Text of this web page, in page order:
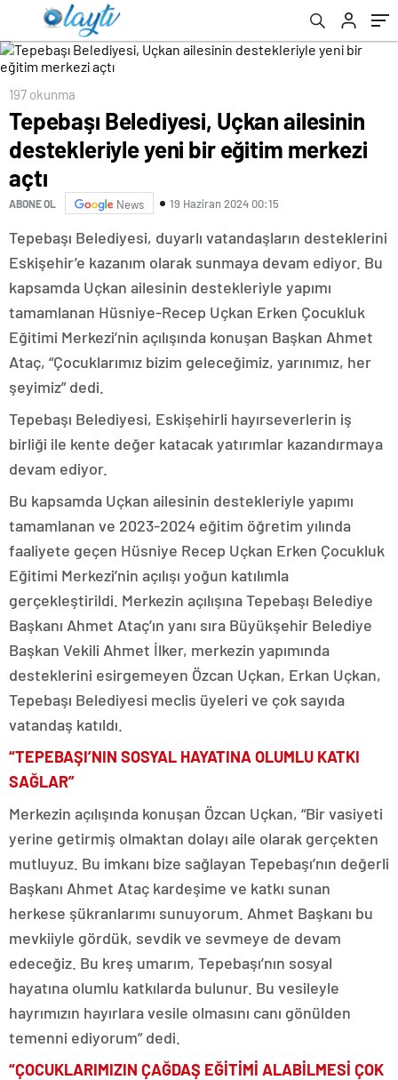
197 okunma
Tepebaşı Belediyesi, Uçkan ailesinin
destekleriyle yeni bir eğitim merkezi
açtı
ABONE OL News 19 Haziran 2024 00:15
Tepebaşı Belediyesi, duyarlı vatandaşların desteklerini
Eskişehir’e kazanım olarak sunmaya devam ediyor. Bu
kapsamda Uçkan ailesinin destekleriyle yapımı
tamamlanan Hüsniye-Recep Uçkan Erken Çocukluk
Eğitimi Merkezi’nin açılışında konuşan Başkan Ahmet
Ataç, “Çocuklarımız bizim geleceğimiz, yarınımız, her
şeyimiz” dedi.
Tepebaşı Belediyesi, Eskişehirli hayırseverlerin iş
birliği ile kente değer katacak yatırımlar kazandırmaya
devam ediyor.
Bu kapsamda Uçkan ailesinin destekleriyle yapımı
tamamlanan ve 2023-2024 eğitim öğretim yılında
faaliyete geçen Hüsniye Recep Uçkan Erken Çocukluk
Eğitimi Merkezi’nin açılışı yoğun katılımla
gerçekleştirildi. Merkezin açılışına Tepebaşı Belediye
Başkanı Ahmet Ataç’ın yanı sıra Büyükşehir Belediye
Başkan Vekili Ahmet İlker, merkezin yapımında
desteklerini esirgemeyen Özcan Uçkan, Erkan Uçkan,
Tepebaşı Belediyesi meclis üyeleri ve çok sayıda
vatandaş katıldı.
“TEPEBAŞI’NIN SOSYAL HAYATINA OLUMLU KATKI
SAĞLAR”
Merkezin açılışında konuşan Özcan Uçkan, “Bir vasiyeti
yerine getirmiş olmaktan dolayı aile olarak gerçekten
mutluyuz. Bu imkanı bize sağlayan Tepebaşı’nın değerli
Başkanı Ahmet Ataç kardeşime ve katkı sunan
herkese şükranlarımı sunuyorum. Ahmet Başkanı bu
mevkiiyle gördük, sevdik ve sevmeye de devam
edeceğiz. Bu kreş umarım, Tepebaşı’nın sosyal
hayatına olumlu katkılarda bulunur. Bu vesileyle
hayrımızın hayırlara vesile olmasını canı gönülden
temenni ediyorum” dedi.
“ÇOCUKLARIMIZIN ÇAĞDAŞ EĞİTİMİ ALABİLMESİ ÇOK